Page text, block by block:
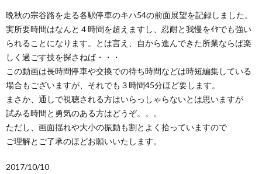
晩秋の宗谷路を走る各駅停車のキハ54の前面展望を記録しました。
実所要時間はなんと４時間を超えますし、忍耐と我慢をｲﾔでも強い
られることになります。とは言え、自から進んできた所業ならば楽
しく過ごす技を探さねば・・・
この動画は長時間停車や交換での待ち時間などは時短編集している
場合もございますが、それでも３時間45分ほど要します。
まさか、通しで視聴される方はいらっしゃらないとは思いますが
試みる時間と勇気のある方はどうぞ。。。
ただし、画面揺れや大小の振動も割とよく拾っていますので
ご理解とご了承のほどお願いいたします。
2017/10/10